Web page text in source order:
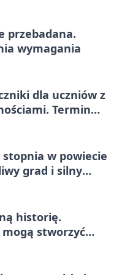
przebadana.
wymagania
dla uczniów z
Termin
w powiecie
grad i silny
historię.
stworzyć